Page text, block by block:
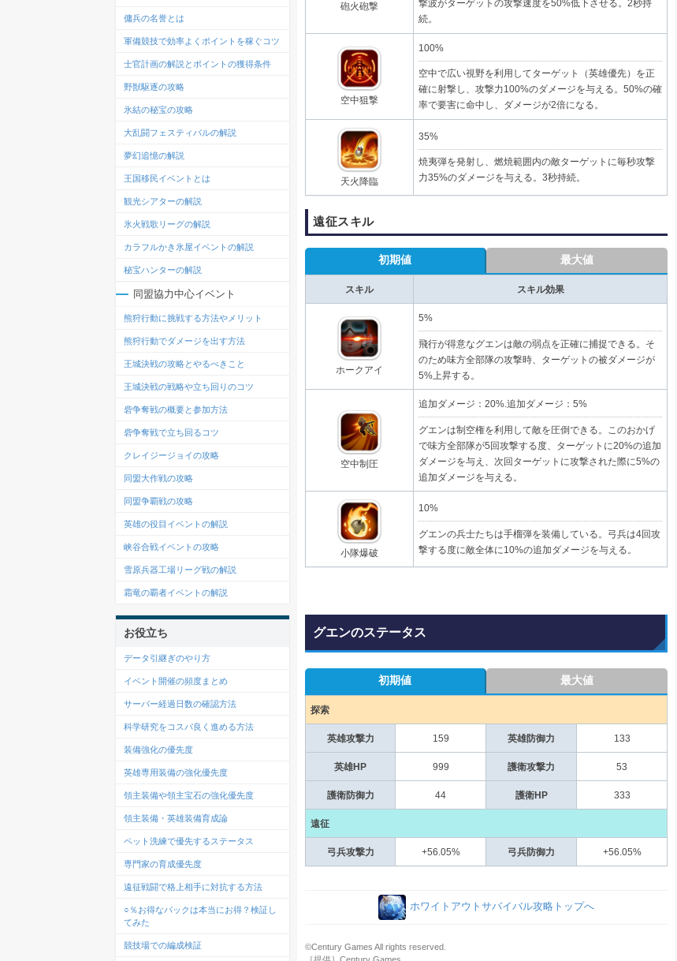
砲火砲撃
撃波がターゲットの攻撃速度を50%低下させる。2秒持
続。
空中狙撃
100%
空中で広い視野を利用してターゲット（英雄優先）を正
確に射撃し、攻撃力100%のダメージを与える。50%の確
率で要害に命中し、ダメージが2倍になる。
天火降臨
35%
焼夷弾を発射し、燃焼範囲内の敵ターゲットに毎秒攻撃
力35%のダメージを与える。3秒持続。
遠征スキル
初期値 最大値
スキル スキル効果
ホークアイ
5%
飛行が得意なグエンは敵の弱点を正確に捕捉できる。そ
のため味方全部隊の攻撃時、ターゲットの被ダメージが
5%上昇する。
空中制圧
追加ダメージ：20%.追加ダメージ：5%
グエンは制空権を利用して敵を圧倒できる。このおかげ
で味方全部隊が5回攻撃する度、ターゲットに20%の追加
ダメージを与え、次回ターゲットに攻撃された際に5%の
追加ダメージを与える。
小隊爆破
10%
グエンの兵士たちは手榴弾を装備している。弓兵は4回攻
撃する度に敵全体に10%の追加ダメージを与える。
グエンのステータス
初期値 最大値
探索
英雄攻撃力 159 英雄防御力 133
英雄HP 999 護衛攻撃力 53
護衛防御力 44 護衛HP 333
遠征
弓兵攻撃力 +56.05% 弓兵防御力 +56.05%
ホワイトアウトサバイバル攻略トップへ
©Century Games All rights reserved.
傭兵の名誉とは
軍備競技で効率よくポイントを稼ぐコツ
士官計画の解説とポイントの獲得条件
野獣駆逐の攻略
氷結の秘宝の攻略
大乱闘フェスティバルの解説
夢幻追憶の解説
王国移民イベントとは
観光シアターの解説
氷火戦歌リーグの解説
カラフルかき氷屋イベントの解説
秘宝ハンターの解説
同盟協力中心イベント
熊狩行動に挑戦する方法やメリット
熊狩行動でダメージを出す方法
王城決戦の攻略とやるべきこと
王城決戦の戦略や立ち回りのコツ
砦争奪戦の概要と参加方法
砦争奪戦で立ち回るコツ
クレイジージョイの攻略
同盟大作戦の攻略
同盟争覇戦の攻略
英雄の役目イベントの解説
峡谷合戦イベントの攻略
雪原兵器工場リーグ戦の解説
霜竜の覇者イベントの解説
お役立ち
データ引継ぎのやり方
イベント開催の頻度まとめ
サーバー経過日数の確認方法
科学研究をコスパ良く進める方法
装備強化の優先度
英雄専用装備の強化優先度
領主装備や領主宝石の強化優先度
領主装備・英雄装備育成論
ペット洗練で優先するステータス
専門家の育成優先度
遠征戦闘で格上相手に対抗する方法
○％お得なパックは本当にお得？検証し
てみた
競技場での編成検証